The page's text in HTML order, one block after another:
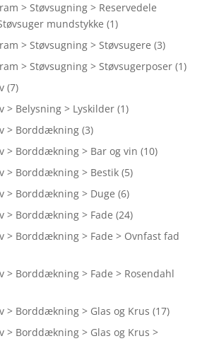
> Støvsugning > Reservedele
mundstykke (1)
> Støvsugning > Støvsugere (3)
> Støvsugning > Støvsugerposer (1)
(7)
> Belysning > Lyskilder (1)
> Borddækning (3)
> Borddækning > Bar og vin (10)
> Borddækning > Bestik (5)
> Borddækning > Duge (6)
> Borddækning > Fade (24)
> Borddækning > Fade > Ovnfast fad
> Borddækning > Fade > Rosendahl
> Borddækning > Glas og Krus (17)
> Borddækning > Glas og Krus >